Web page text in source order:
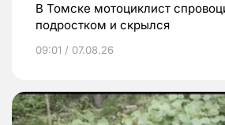
В Томске мотоциклист
подростком и скрылся
09:01 / 07.08.26